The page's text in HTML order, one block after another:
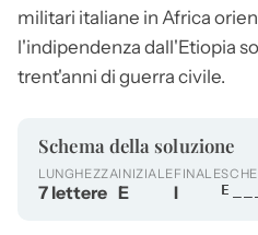
militari italiane in Africa
l'indipendenza dall'Etiopia
trent'anni di guerra civile.
Schema della soluzione
LUNGHEZZA
7 lettere
INIZIALE
E
FINALE
I